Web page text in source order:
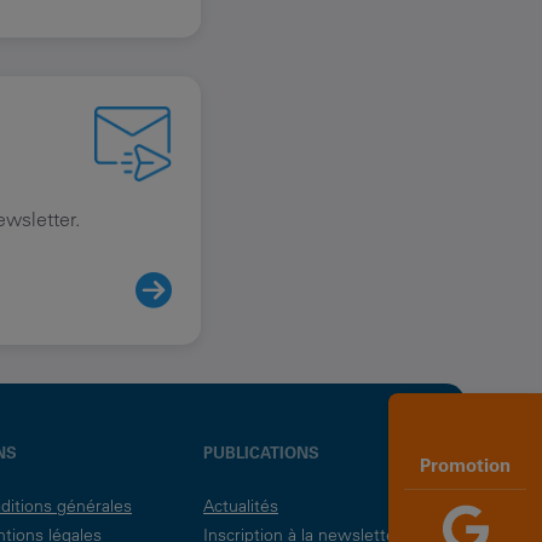
générales
légales
PUBLICATIONS
Actualités
Inscription à la newsletter
Promotion